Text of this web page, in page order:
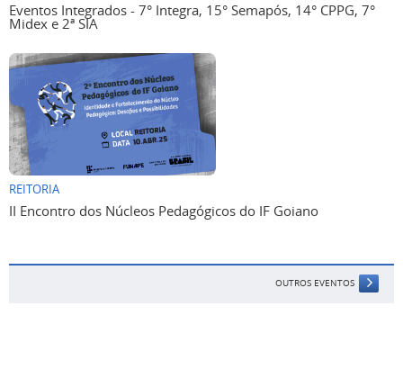
Eventos Integrados - 7° Integra, 15° Semapós, 14° CPPG, 7°
Midex e 2ª SIA
REITORIA
II Encontro dos Núcleos Pedagógicos do IF Goiano
OUTROS EVENTOS